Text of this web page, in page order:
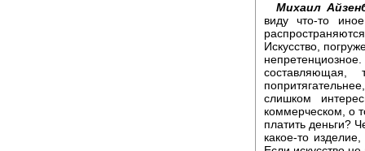
Михаил
виду что-то
Искусство,
составляющая,
слишком
коммерческом, о
платить деньги?
какое-то